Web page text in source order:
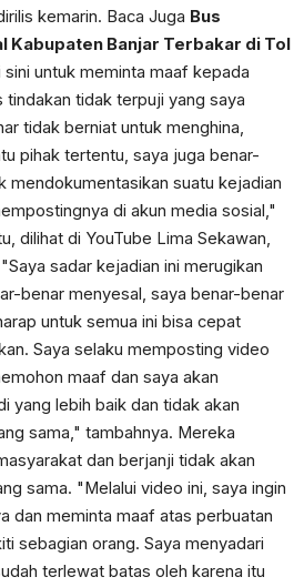
kemarin. Baca Juga Bus
Kabupaten Banjar Terbakar di Tol
sini untuk meminta maaf kepada
tindakan tidak terpuji yang saya
tidak berniat untuk menghina,
pihak tertentu, saya juga benar-
mendokumentasikan suatu kejadian
di akun media sosial,"
dilihat di YouTube Lima Sekawan,
sadar kejadian ini merugikan
benar menyesal, saya benar-benar
untuk semua ini bisa cepat
Saya selaku memposting video
maaf dan saya akan
yang lebih baik dan tidak akan
sama," tambahnya. Mereka
dan berjanji tidak akan
sama. "Melalui video ini, saya ingin
dan meminta maaf atas perbuatan
sebagian orang. Saya menyadari
terlewat batas oleh karena itu